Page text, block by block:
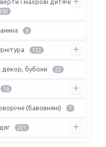
292
6
122
бубони 22
16
(бавовняні) 7
221